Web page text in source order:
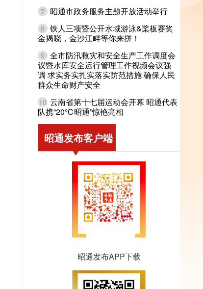
7 昭通市政务服务主题开放活动举行
8 铁人三项暨公开水域游泳&桨板赛奖
金揭晓，金沙江畔等你来拼！
9 全市防汛救灾和安全生产工作调度会
议暨水库安全运行管理工作视频会议强
调 求实务实扎实落实防范措施 确保人民
群众生命财产安全
10 云南省第十七届运动会开幕 昭通代表
队携“20℃昭通”惊艳亮相
昭通发布客户端
昭通发布APP下载